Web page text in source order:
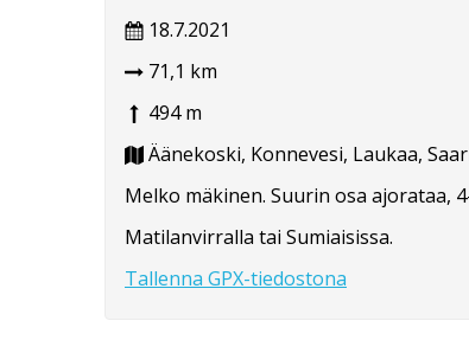
18.7.2021
71,1 km
494 m
Äänekoski, Konnevesi, Laukaa,
Melko mäkinen. Suurin osa ajorataa,
Matilanvirralla tai Sumiaisissa.
Tallenna GPX-tiedostona